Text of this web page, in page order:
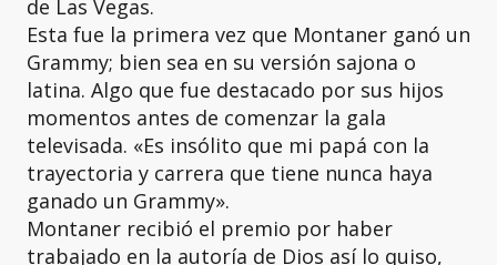
de Las Vegas.
Esta fue la primera vez que Montaner ganó un
Grammy; bien sea en su versión sajona o
latina. Algo que fue destacado por sus hijos
momentos antes de comenzar la gala
televisada. «Es insólito que mi papá con la
trayectoria y carrera que tiene nunca haya
ganado un Grammy».
Montaner recibió el premio por haber
trabajado en la autoría de Dios así lo quiso,